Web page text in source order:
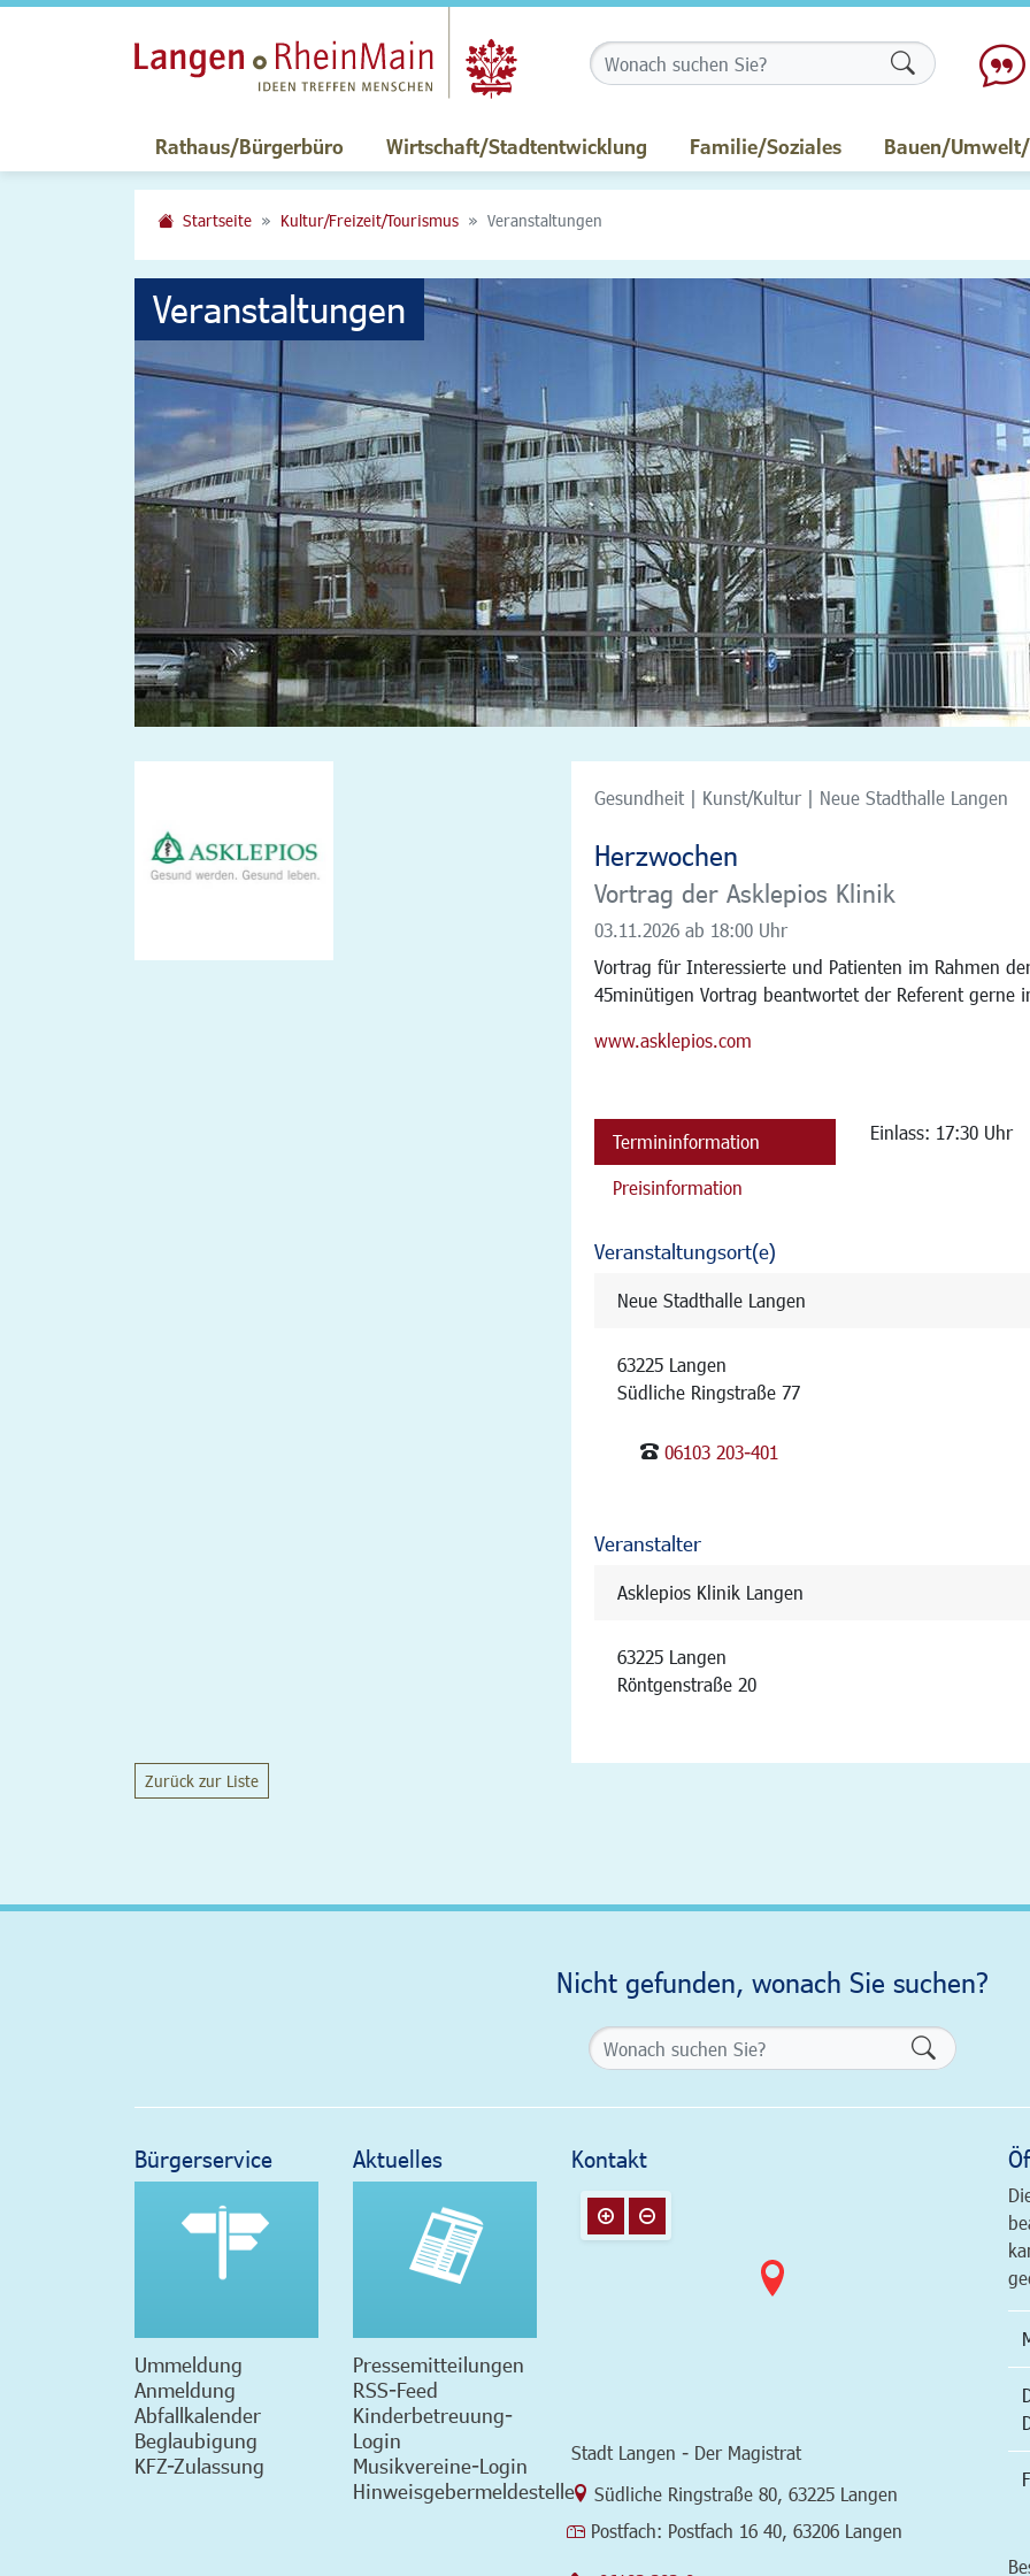
Rathaus/Bürgerbüro Wirtschaft/Stadtentwicklung Familie/Soziales Bauen/
Startseite Kultur/Freizeit/Tourismus Veranstaltungen
Veranstaltungen
Gesundheit | Kunst/Kultur | Neue Stadthalle Langen
Herzwochen
Vortrag der Asklepios Klinik
03.11.2026ab 18:00 Uhr
Vortrag für Interessierte und Patienten im Rahmen
45minütigen Vortrag beantwortet der Referent gerne
www.asklepios.com
Termininformation
Preisinformation
Einlass: 17:30 Uhr
Veranstaltungsort(e)
Neue Stadthalle Langen
63225 Langen
Südliche Ringstraße 77
06103 203-401
Veranstalter
Asklepios Klinik Langen
63225 Langen
Röntgenstraße 20
Zurück zur Liste
Nicht gefunden, wonach Sie suchen?
Bürgerservice
Ummeldung
Anmeldung
Abfallkalender
Beglaubigung
KFZ-Zulassung
Aktuelles
Pressemitteilungen
RSS-Feed
Kinderbetreuung-
Login
Musikvereine-Login
Hinweisgebermeldestelle
Kontakt
Stadt Langen - Der Magistrat
Link zur Google-Maps Navigation
Südliche Ringstraße 80, 63225 Langen
Postfach: Postfach 16 40, 63206 Langen